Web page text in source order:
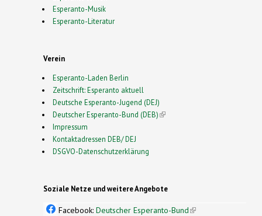
Esperanto-Musik
Esperanto-Literatur
Verein
Esperanto-Laden Berlin
Zeitschrift: Esperanto aktuell
Deutsche Esperanto-Jugend (DEJ)
Deutscher Esperanto-Bund (DEB)(link is external)
Impressum
Kontaktadressen DEB/ DEJ
DSGVO-Datenschutzerklärung
Soziale Netze und weitere Angebote
Facebook: Deutscher Esperanto-Bund(link is